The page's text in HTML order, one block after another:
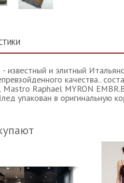
известный и элитный
качества..
Mastro Raphael MYRON
упакован в оригинальную